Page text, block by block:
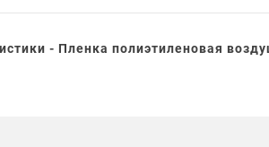
- Пленка полиэтиленовая